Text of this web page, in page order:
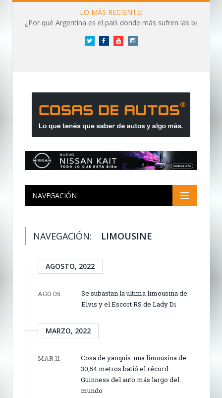
LO MÁS RECIENTE:
¿Por qué Argentina es el país donde más sufren las baterías?
Twitter FacebookYouTubeInstagram
NAVEGACIÓN
NAVEGACIÓN: LIMOUSINE
AGOSTO, 2022
AGO 05
Se subastan la última limousina de
Elvis y el Escort RS de Lady Di
MARZO, 2022
MAR 11
Cosa de yanquis: una limousina de
30,54 metros batió el récord
Guinness del auto más largo del
mundo